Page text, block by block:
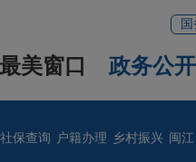
最美窗口 政务公开
社保查询 户籍办理 乡村振兴 闽江